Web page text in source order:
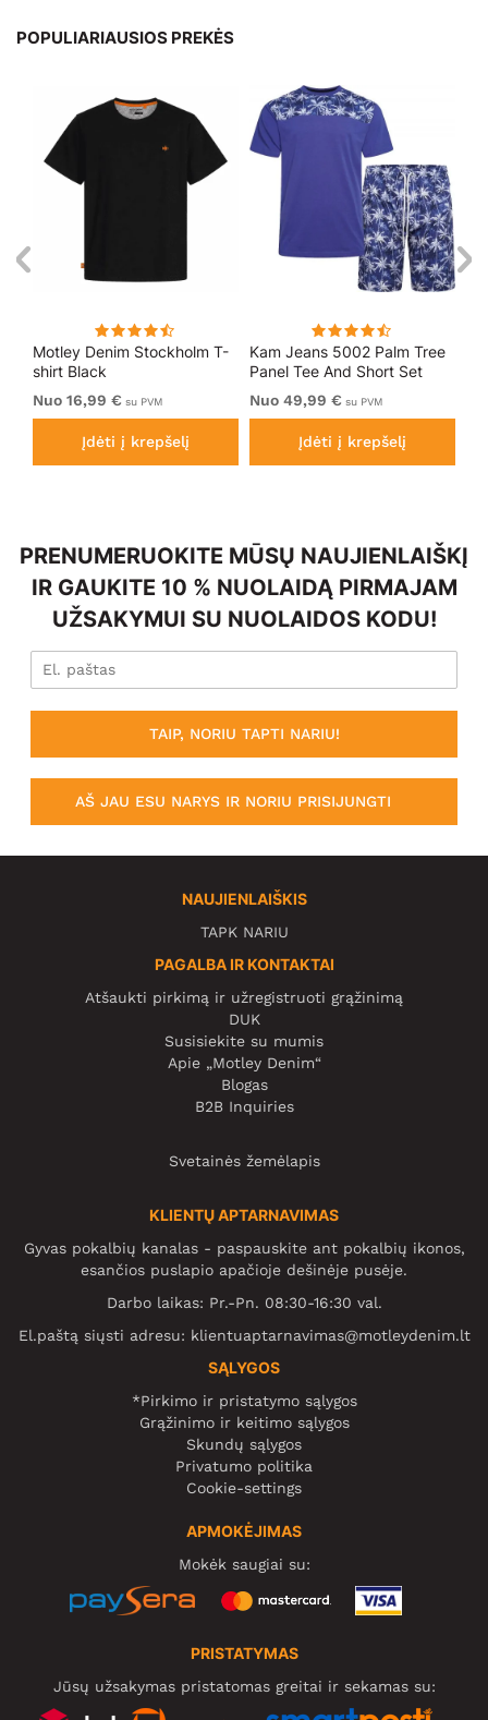
POPULIARIAUSIOS PREKĖS
Motley Denim Stockholm T-
shirt Black
Nuo 16,99 € su PVM
Įdėti į krepšelį
Kam Jeans 5002 Palm Tree
Panel Tee And Short Set
Electric Blue
Nuo 49,99 € su PVM
Įdėti į krepšelį
PRENUMERUOKITE MŪSŲ NAUJIENLAIŠKĮ
IR GAUKITE 10 % NUOLAIDĄ PIRMAJAM
UŽSAKYMUI SU NUOLAIDOS KODU!
TAIP, NORIU TAPTI NARIU!
AŠ JAU ESU NARYS IR NORIU PRISIJUNGTI
NAUJIENLAIŠKIS
TAPK NARIU
PAGALBA IR KONTAKTAI
Atšaukti pirkimą ir užregistruoti grąžinimą
DUK
Susisiekite su mumis
Apie „Motley Denim“
Blogas
B2B Inquiries
Svetainės žemėlapis
KLIENTŲ APTARNAVIMAS
Gyvas pokalbių kanalas - paspauskite ant pokalbių ikonos,
esančios puslapio apačioje dešinėje pusėje.
Darbo laikas: Pr.-Pn. 08:30-16:30 val.
El.paštą siųsti adresu: klientuaptarnavimas@motleydenim.lt
SĄLYGOS
*Pirkimo ir pristatymo sąlygos
Grąžinimo ir keitimo sąlygos
Skundų sąlygos
Privatumo politika
Cookie-settings
APMOKĖJIMAS
Mokėk saugiai su:
PRISTATYMAS
Jūsų užsakymas pristatomas greitai ir sekamas su: